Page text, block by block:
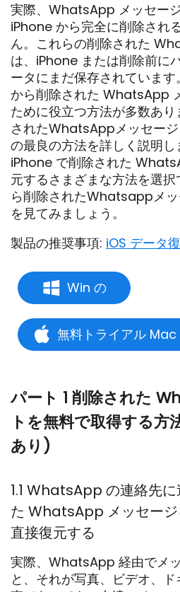
実際、WhatsApp メッセージ
iPhone から完全に削除され
ん。これらの削除された
は、iPhone または削除前に
ータにまだ保存されていま
から削除された WhatsApp
ために役立つ方法が多数あ
されたWhatsAppメッセー
の最良の方法を詳しく説明し
iPhone で削除された
元するさまざまな方法を選
ら削除されたWhatsappメ
を見てみましょう。
製品の推奨事項: iOS データ
Win の
無料トライアル
パート 1 削除された
トを無料で取得する
あり)
1.1 WhatsApp の連絡先
た WhatsApp メッセージ
直接復元する
実際、WhatsApp 経由でメ
と、それが写真、ビデオ、